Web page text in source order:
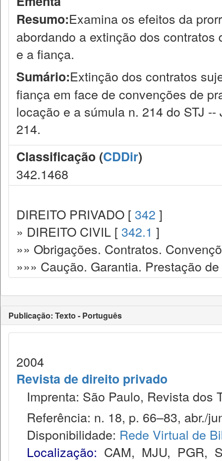
Resumo:Examina os efeitos da
abordando a extinção dos
e a fiança.
Sumário:Extinção dos contratos
fiança em face de convenções de
locação e a súmula n. 214 do STJ
214.
Classificação (CDDir)
342.1468
DIREITO PRIVADO [ 342 ]
» DIREITO CIVIL [ 342.1 ]
»» Obrigações. Contratos.
»»» Caução. Garantia. Prestação
Publicação: Texto - Português
2004
Revista de direito privado
Imprenta: São Paulo, Revista dos
Referência: n. 18, p. 66–83, abr./
Disponibilidade: Rede Virtual de
Localização: CAM, MJU, PGR,